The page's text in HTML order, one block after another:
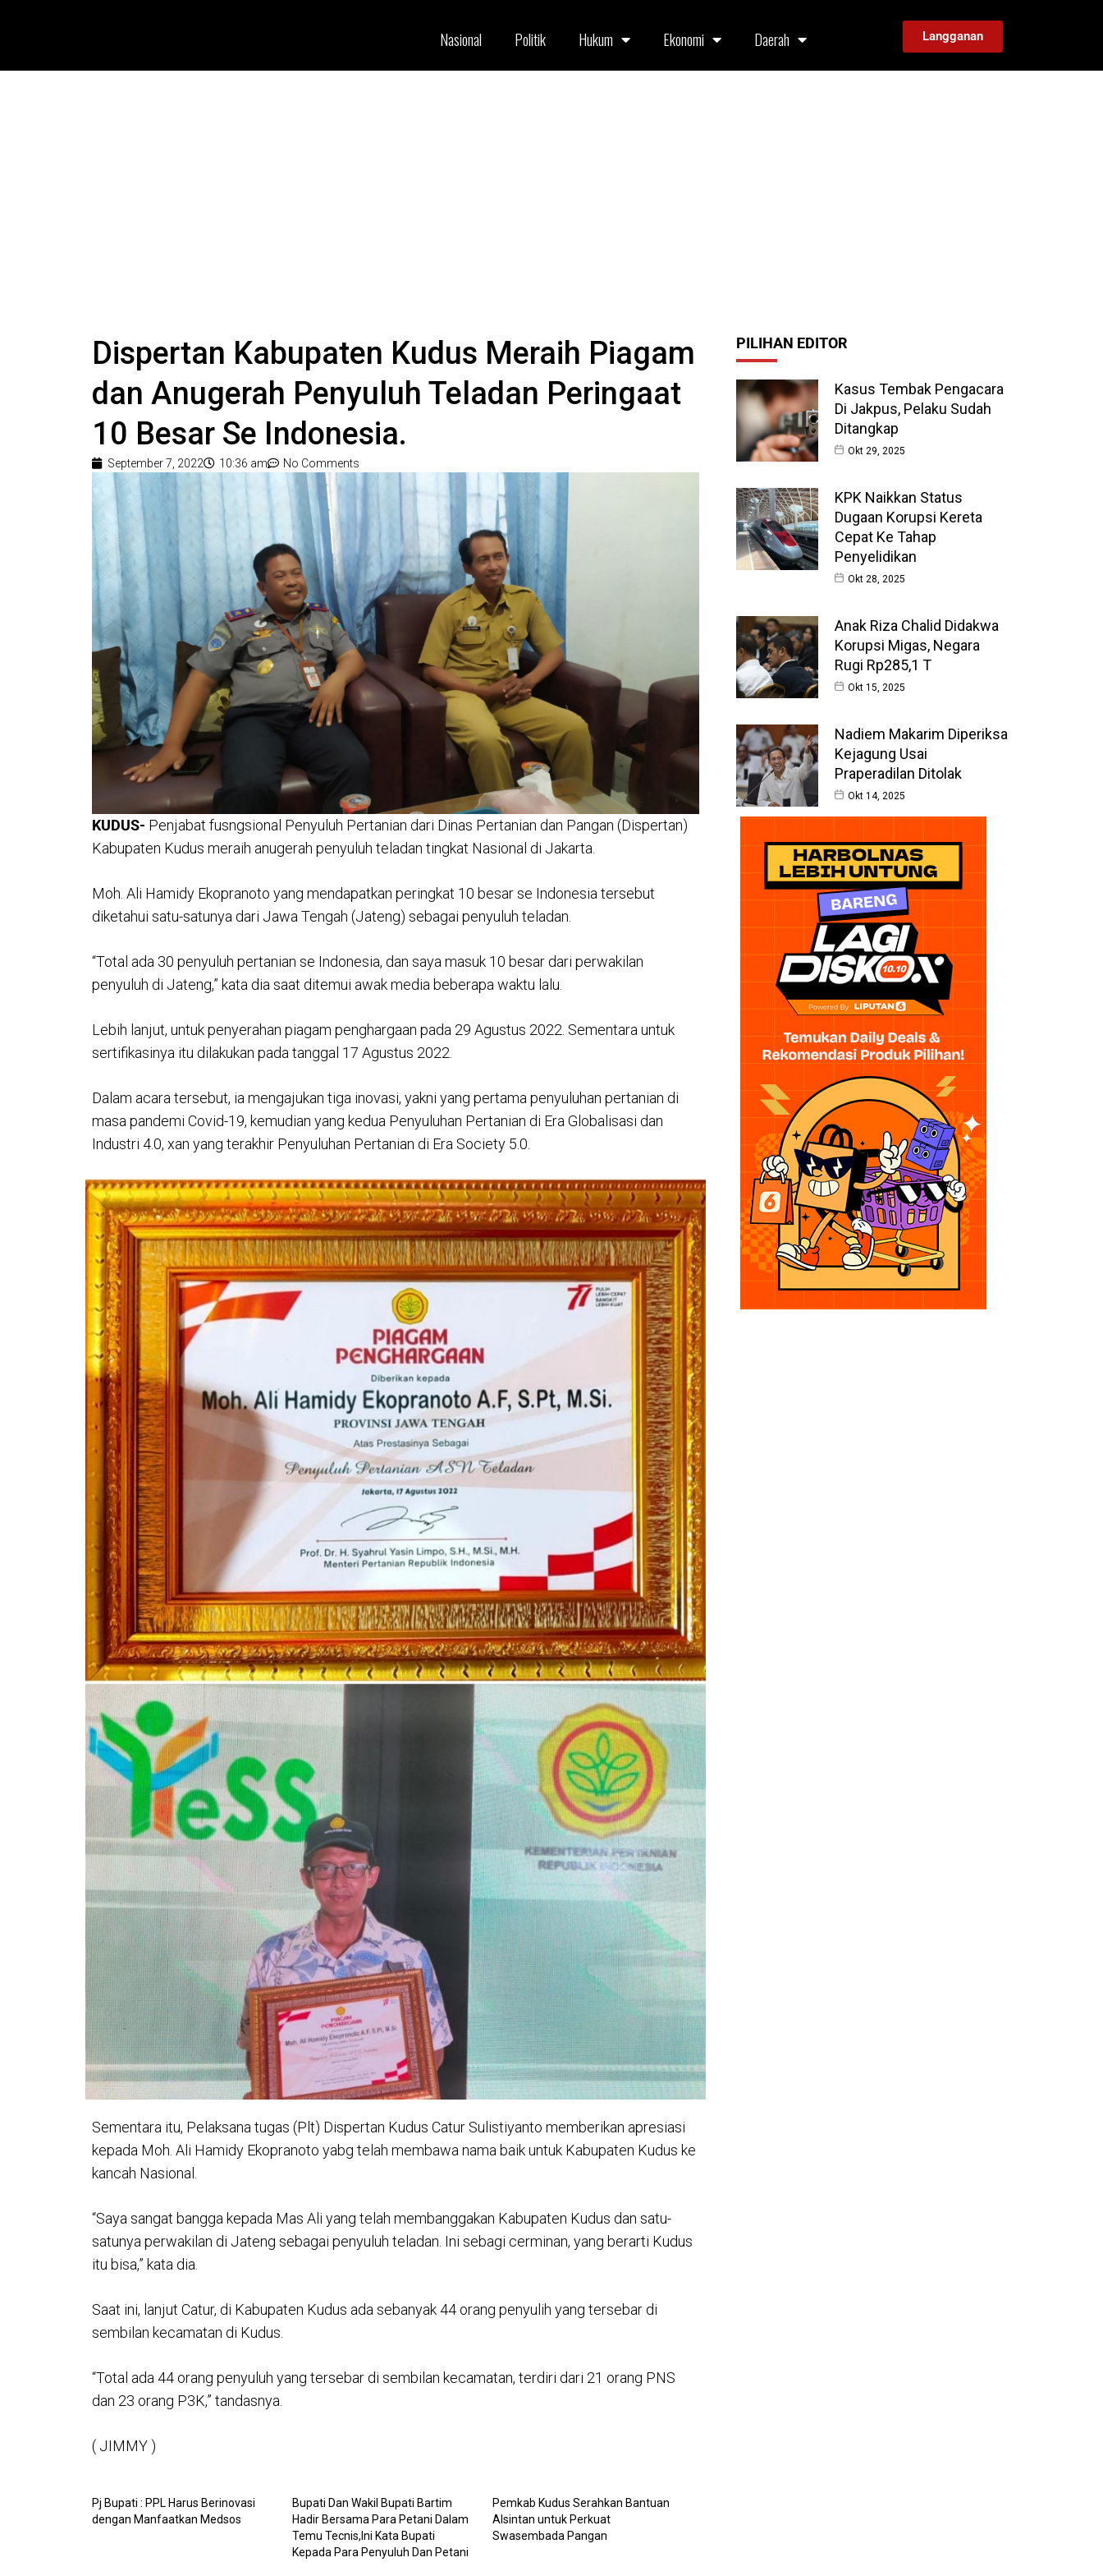
Nasional Politik Hukum Ekonomi Daerah Langganan
Dispertan Kabupaten Kudus Meraih Piagam
dan Anugerah Penyuluh Teladan Peringaat
10 Besar Se Indonesia.
September 7, 2022 10:36 am No Comments
KUDUS- Penjabat fusngsional Penyuluh Pertanian dari Dinas Pertanian dan Pangan (Dispertan)
Kabupaten Kudus meraih anugerah penyuluh teladan tingkat Nasional di Jakarta.
Moh. Ali Hamidy Ekopranoto yang mendapatkan peringkat 10 besar se Indonesia tersebut
diketahui satu-satunya dari Jawa Tengah (Jateng) sebagai penyuluh teladan.
“Total ada 30 penyuluh pertanian se Indonesia, dan saya masuk 10 besar dari perwakilan
penyuluh di Jateng,” kata dia saat ditemui awak media beberapa waktu lalu.
Lebih lanjut, untuk penyerahan piagam penghargaan pada 29 Agustus 2022. Sementara untuk
sertifikasinya itu dilakukan pada tanggal 17 Agustus 2022.
Dalam acara tersebut, ia mengajukan tiga inovasi, yakni yang pertama penyuluhan pertanian di
masa pandemi Covid-19, kemudian yang kedua Penyuluhan Pertanian di Era Globalisasi dan
Industri 4.0, xan yang terakhir Penyuluhan Pertanian di Era Society 5.0.
Sementara itu, Pelaksana tugas (Plt) Dispertan Kudus Catur Sulistiyanto memberikan apresiasi
kepada Moh. Ali Hamidy Ekopranoto yabg telah membawa nama baik untuk Kabupaten Kudus ke
kancah Nasional.
“Saya sangat bangga kepada Mas Ali yang telah membanggakan Kabupaten Kudus dan satu-
satunya perwakilan di Jateng sebagai penyuluh teladan. Ini sebagi cerminan, yang berarti Kudus
itu bisa,” kata dia.
Saat ini, lanjut Catur, di Kabupaten Kudus ada sebanyak 44 orang penyulih yang tersebar di
sembilan kecamatan di Kudus.
“Total ada 44 orang penyuluh yang tersebar di sembilan kecamatan, terdiri dari 21 orang PNS
dan 23 orang P3K,” tandasnya.
( JIMMY )
Pj Bupati : PPL Harus Berinovasi
dengan Manfaatkan Medsos
Bupati Dan Wakil Bupati Bartim
Hadir Bersama Para Petani Dalam
Temu Tecnis,Ini Kata Bupati
Kepada Para Penyuluh Dan Petani
Pemkab Kudus Serahkan Bantuan
Alsintan untuk Perkuat
Swasembada Pangan
PILIHAN EDITOR
Kasus Tembak Pengacara
Di Jakpus, Pelaku Sudah
Ditangkap
Okt 29, 2025
KPK Naikkan Status
Dugaan Korupsi Kereta
Cepat Ke Tahap
Penyelidikan
Okt 28, 2025
Anak Riza Chalid Didakwa
Korupsi Migas, Negara
Rugi Rp285,1 T
Okt 15, 2025
Nadiem Makarim Diperiksa
Kejagung Usai
Praperadilan Ditolak
Okt 14, 2025